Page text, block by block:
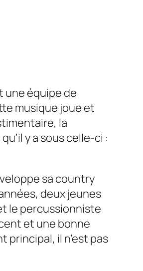
une équipe de
musique joue et
la
y a sous celle-ci :
sa country
deux jeunes
le percussionniste
et une bonne
principal, il n’est pas